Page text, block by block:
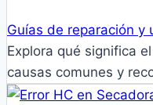
Guías de reparación y
Explora qué significa
causas comunes y